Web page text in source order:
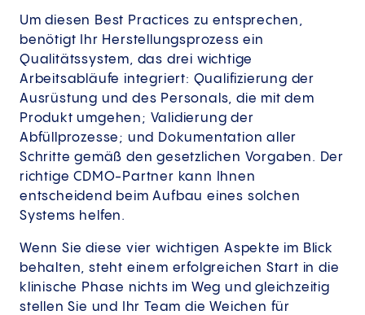
Um diesen Best Practices zu entsprechen,
benötigt Ihr Herstellungsprozess ein
Qualitätssystem, das drei wichtige
Arbeitsabläufe integriert: Qualifizierung der
Ausrüstung und des Personals, die mit dem
Produkt umgehen; Validierung der
Abfüllprozesse; und Dokumentation aller
Schritte gemäß den gesetzlichen Vorgaben. Der
richtige CDMO-Partner kann Ihnen
entscheidend beim Aufbau eines solchen
Systems helfen.
Wenn Sie diese vier wichtigen Aspekte im Blick
behalten, steht einem erfolgreichen Start in die
klinische Phase nichts im Weg und gleichzeitig
stellen Sie und Ihr Team die Weichen für